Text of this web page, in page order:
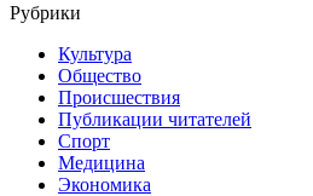
Рубрики
Культура
Общество
Происшествия
Публикации читателей
Спорт
Медицина
Экономика